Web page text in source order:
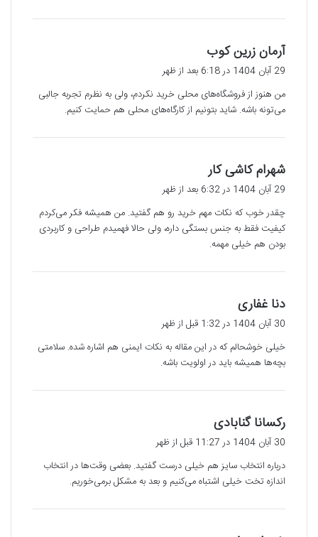
آرمان زرین کوب
ف
:
29 آبان 1404 در 6:18 بعد از ظهر
من هنوز از فروشگاه‌های محلی خرید نکردم، ولی به نظرم تجربه جالبی
می‌تونه باشه. شاید بتونیم از کارگاه‌های محلی هم حمایت کنیم.
شهرام کاشی کار
ف
:
29 آبان 1404 در 6:32 بعد از ظهر
چقدر خوب که نکات مهم خرید رو هم گفتید. من همیشه فکر می‌کردم
کیفیت فقط به جنس بستگی داره، ولی حالا فهمیدم طراحی و کاربردی
بودن هم خیلی مهمه.
دنا غفاری
ف
:
30 آبان 1404 در 1:32 قبل از ظهر
خیلی خوشحالم که در این مقاله به نکات ایمنی هم اشاره شده. سلامتی
بچه‌ها همیشه باید در اولویت باشه.
رکسانا گنابادی
ف
:
30 آبان 1404 در 11:27 قبل از ظهر
درباره انتخاب سایز هم خیلی درست گفتید. بعضی وقت‌ها در انتخاب
اندازه تخت خیلی اشتباه می‌کنیم و بعد به مشکل برمی‌خوریم.